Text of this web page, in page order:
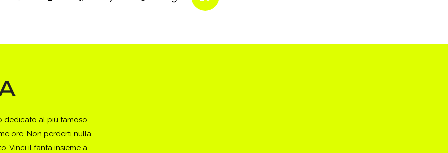
dedicato al più famoso
ore. Non perderti nulla
Vinci il fanta insieme a